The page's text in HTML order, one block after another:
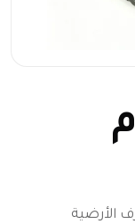
الأرضية